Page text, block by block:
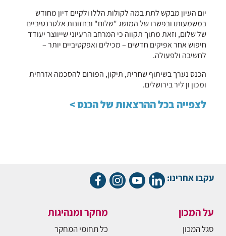
יום העיון מבקש לתת במה לקולות הללו ולקיים דיון מחודש
במשמעותו ובפשרו של המושג "שלום" ובחזונות אלטרנטיביים
של שלום, וזאת מתוך תקווה כי המרחב הרעיוני שייווצר יעודד
חיפוש אחר אפיקים חדשים – מכילים ואפקטיביים יותר –
לחשיבה ולפעולה.
הכנס נערך בשיתוף שחרית, תיקון, הפורום להסכמה אזרחית
ומכון ון ליר בירושלים.
לצפייה בכל ההרצאות של הכנס >
עקבו אחרינו:
על המכון
סגל המכון
מחקר ומנהיגות
כל תחומי המחקר